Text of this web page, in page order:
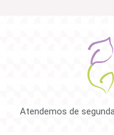
Atendemos de